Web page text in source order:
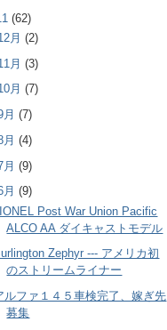
(62)
月 (2)
月 (3)
月 (7)
月 (7)
月 (4)
月 (9)
月 (9)
Post War Union Pacific
ALCO AA ダイキャストモデル
Zephyr --- アメリカ初
のストリームライナー
ルファ１４５車検完了、嫁ぎ先
募集